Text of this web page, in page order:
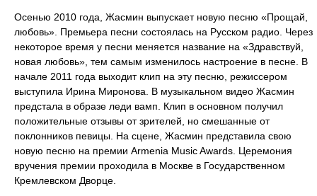
Осенью 2010 года, Жасмин выпускает новую песню «Прощай,
любовь». Премьера песни состоялась на Русском радио. Через
некоторое время у песни меняется название на «Здравствуй,
новая любовь», тем самым изменилось настроение в песне. В
начале 2011 года выходит клип на эту песню, режиссером
выступила Ирина Миронова. В музыкальном видео Жасмин
предстала в образе леди вамп. Клип в основном получил
положительные отзывы от зрителей, но смешанные от
поклонников певицы. На сцене, Жасмин представила свою
новую песню на премии Armenia Music Awards. Церемония
вручения премии проходила в Москве в Государственном
Кремлевском Дворце.